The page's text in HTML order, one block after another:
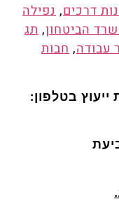
דרכים,נפילה
הביטחון,תג
עבודה,חבות
בטלפון: